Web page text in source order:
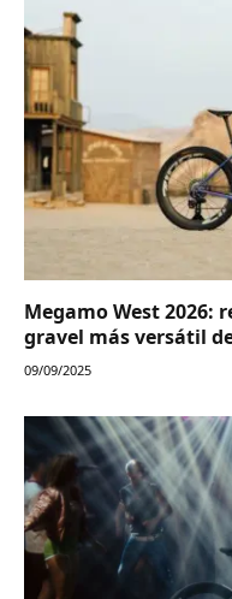
Megamo West 2026:
gravel más versátil
09/09/2025